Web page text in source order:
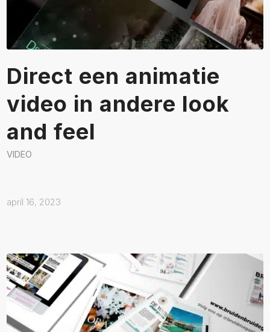
Direct een animatie
video in andere look
and feel
VIDEO
april 16, 2023